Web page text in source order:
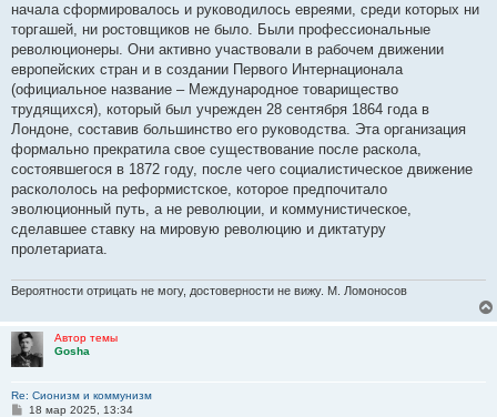
начала сформировалось и руководилось евреями, среди которых ни
торгашей, ни ростовщиков не было. Были профессиональные
революционеры. Они активно участвовали в рабочем движении
европейских стран и в создании Первого Интернационала
(официальное название – Международное товарищество
трудящихся), который был учрежден 28 сентября 1864 года в
Лондоне, составив большинство его руководства. Эта организация
формально прекратила свое существование после раскола,
состоявшегося в 1872 году, после чего социалистическое движение
раскололось на реформистское, которое предпочитало
эволюционный путь, а не революции, и коммунистическое,
сделавшее ставку на мировую революцию и диктатуру
пролетариата.
Вероятности отрицать не могу, достоверности не вижу. М. Ломоносов
Автор темы
Gosha
Re: Сионизм и коммунизм
С18 мар 2025, 13:34